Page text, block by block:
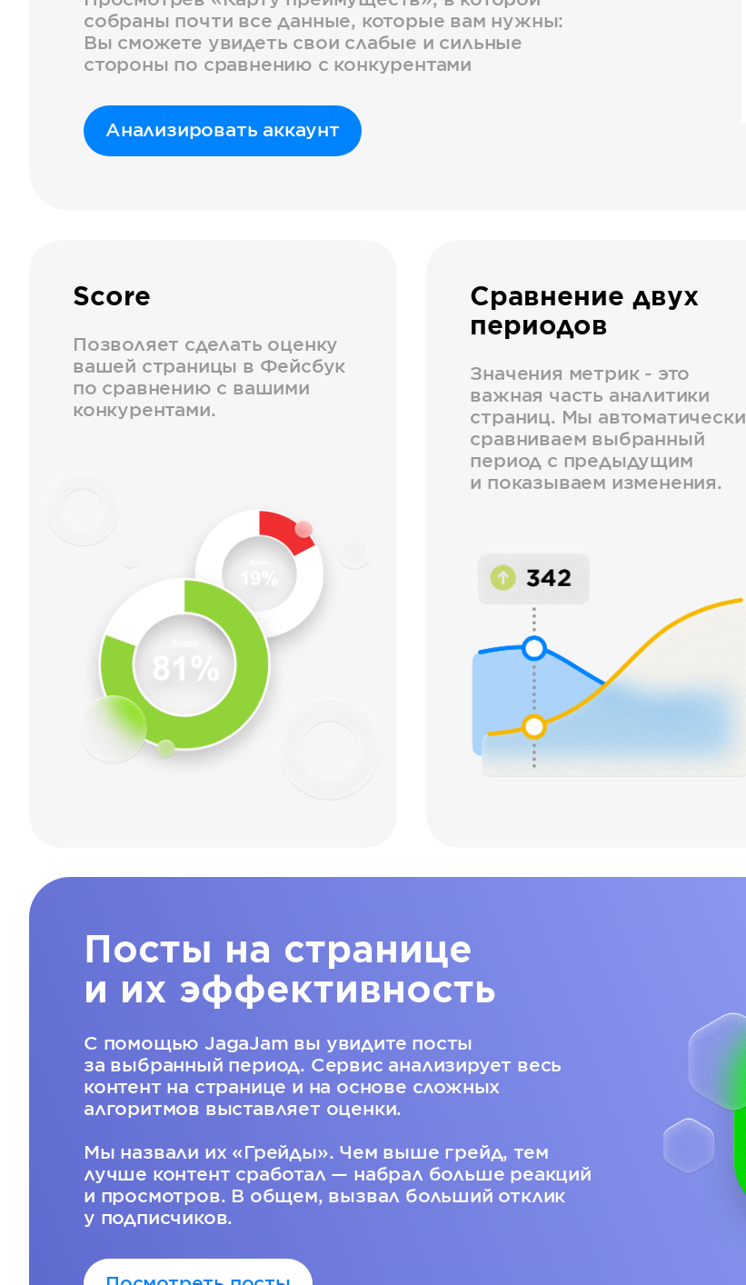
собраны почти все данные, которые вам нужны:
Вы сможете увидеть свои слабые и сильные
стороны по сравнению с конкурентами
Анализировать аккаунт
Score
Позволяет сделать оценку
вашей страницы в Фейсбук
по сравнению с вашими
конкурентами.
Сравнение двух
периодов
Значения метрик - это
важная часть аналитики
страниц. Мы автоматически
сравниваем выбранный
период с предыдущим
и показываем изменения.
Посты на странице
и их эффективность
С помощью JagaJam вы увидите посты
за выбранный период. Сервис анализирует весь
контент на странице и на основе сложных
алгоритмов выставляет оценки.
Мы назвали их «Грейды». Чем выше грейд, тем
лучше контент сработал — набрал больше реакций
и просмотров. В общем, вызвал больший отклик
у подписчиков.